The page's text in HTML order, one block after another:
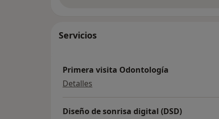
Servicios
Primera visita Odontología
Detalles
Diseño de sonrisa digital (DSD)